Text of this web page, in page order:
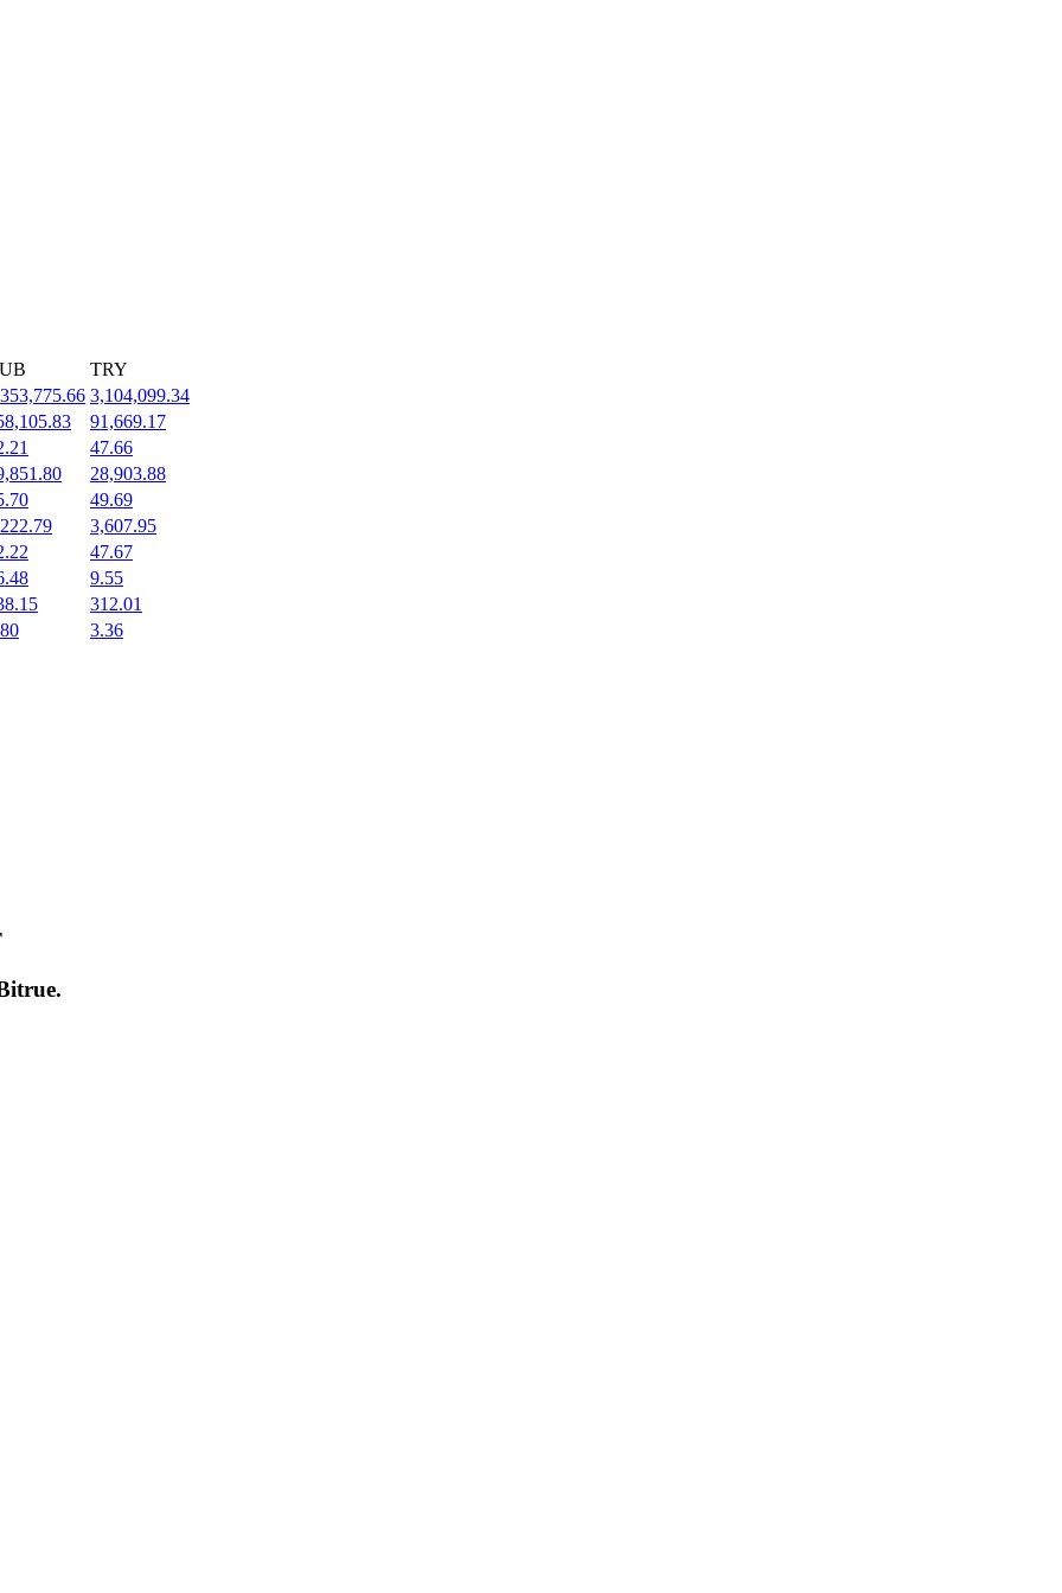
TRY
3,104,099.34
91,669.17
47.66
28,903.88
49.69
3,607.95
47.67
9.55
312.01
3.36
.